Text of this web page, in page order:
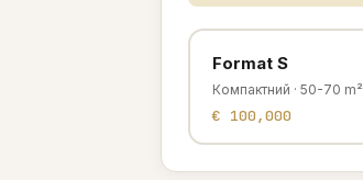
Format S
Компактний · 50-70 m²
€ 100,000